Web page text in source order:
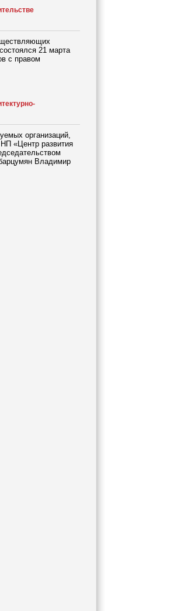
21 марта
с правом
организаций,
«Центр развития
Владимир